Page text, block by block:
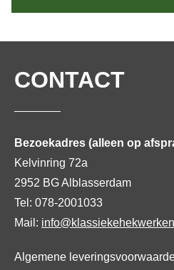
CONTACT
Bezoekadres (alleen op
Kelvinring 72a
2952 BG Alblasserdam
Tel: 078-2001033
Mail:
Algemene